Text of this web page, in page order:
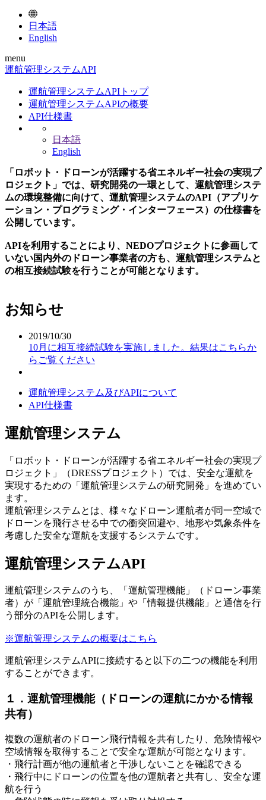
日本語
English
menu
運航管理システムAPI
運航管理システムAPIトップ
運航管理システムAPIの概要
API仕様書
日本語
English
「ロボット・ドローンが活躍する省エネルギー社会の実現プ
ロジェクト」では、研究開発の一環として、運航管理システ
ムの環境整備に向けて、運航管理システムのAPI（アプリケ
ーション・プログラミング・インターフェース）の仕様書を
公開しています。
APIを利用することにより、NEDOプロジェクトに参画して
いない国内外のドローン事業者の方も、運航管理システムと
の相互接続試験を行うことが可能となります。
お知らせ
2019/10/30
10月に相互接続試験を実施しました。結果はこちらか
らご覧ください
運航管理システム及びAPIについて
API仕様書
運航管理システム
「ロボット・ドローンが活躍する省エネルギー社会の実現プ
ロジェクト」（DRESSプロジェクト）では、安全な運航を
実現するための「運航管理システムの研究開発」を進めてい
ます。
運航管理システムとは、様々なドローン運航者が同一空域で
ドローンを飛行させる中での衝突回避や、地形や気象条件を
考慮した安全な運航を支援するシステムです。
運航管理システムAPI
運航管理システムのうち、「運航管理機能」（ドローン事業
者）が「運航管理統合機能」や「情報提供機能」と通信を行
う部分のAPIを公開します。
※運航管理システムの概要はこちら
運航管理システムAPIに接続すると以下の二つの機能を利用
することができます。
１．運航管理機能（ドローンの運航にかかる情報
共有）
複数の運航者のドローン飛行情報を共有したり、危険情報や
空域情報を取得することで安全な運航が可能となります。
・飛行計画が他の運航者と干渉しないことを確認できる
・飛行中にドローンの位置を他の運航者と共有し、安全な運
航を行う